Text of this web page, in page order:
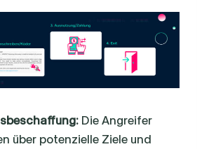
Die Angreifer
über potenzielle Ziele und